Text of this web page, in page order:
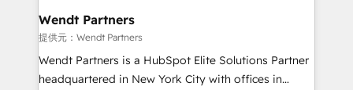
Implementation Certified Partner and we contribute
to their advisory council. We strive to do 'good work
with good people' and have worked with incredible
brands. You can see some of them on our website,
Wendt Partners
提供元：Wendt Partners
Wendt Partners is a HubSpot Elite Solutions Partner
headquartered in New York City with offices in